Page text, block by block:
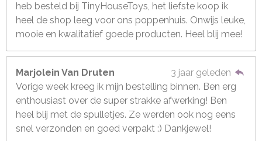
heb besteld bij TinyHouseToys, het liefste koop ik
heel de shop leeg voor ons poppenhuis. Onwijs leuke,
mooie en kwalitatief goede producten. Heel blij mee!
Marjolein Van Druten
3 jaar geleden
Vorige week kreeg ik mijn bestelling binnen. Ben erg
enthousiast over de super strakke afwerking! Ben
heel blij met de spulletjes. Ze werden ook nog eens
snel verzonden en goed verpakt :) Dankjewel!